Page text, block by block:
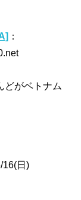
：
どがベトナム
16(日)